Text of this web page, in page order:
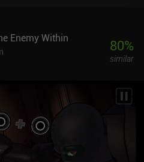
Enemy Within 80%
similar